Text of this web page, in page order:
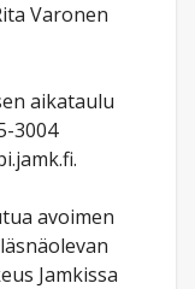
Varonen
aikataulu
3004
avoimen
Jamkissa